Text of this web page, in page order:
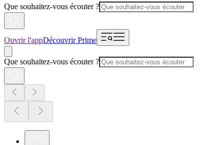
Que souhaitez-vous écouter ?
Ouvrir l'appDécouvrir Prime
Que souhaitez-vous écouter ?